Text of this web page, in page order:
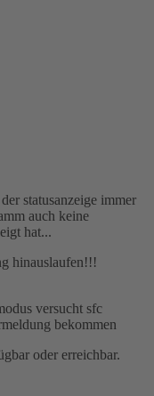
statusanzeige immer
auch keine
hat...
hinauslaufen!!!
versucht sfc
bekommen
oder erreichbar.